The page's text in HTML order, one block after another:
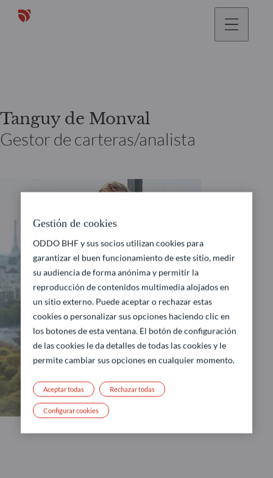
Tanguy de Monval
Gestor de carteras/analista
Gestión de cookies
ODDO BHF y sus socios utilizan cookies para
garantizar el buen funcionamiento de este sitio, medir
su audiencia de forma anónima y permitir la
reproducción de contenidos multimedia alojados en
un sitio externo. Puede aceptar o rechazar estas
cookies o personalizar sus opciones haciendo clic en
los botones de esta ventana. El botón de configuración
de las cookies le da detalles de todas las cookies y le
permite cambiar sus opciones en cualquier momento.
Rechazar todas
Aceptar todas
Configurar cookies